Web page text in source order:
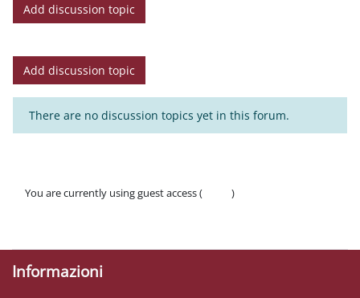
Add discussion topic
Add discussion topic
There are no discussion topics yet in this forum.
You are currently using guest access (
)
Informazioni